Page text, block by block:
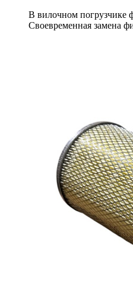
В вилочном погрузчике
Своевременная замена